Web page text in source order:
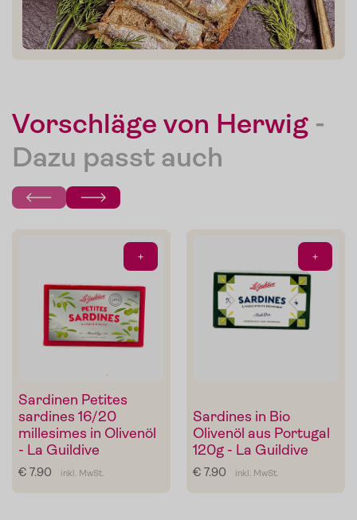
Vorschläge von Herwig-
Dazu passt auch
+
Sardinen Petites
sardines 16/20
millesimes in Olivenöl
- La Guildive
€ 7.90 inkl. MwSt.
+
Sardines in Bio
Olivenöl aus Portugal
120g - La Guildive
€ 7.90 inkl. MwSt.
Mein Liebling:
Sonnengeküsste To
maten
von
De
Carlo
Die Pomodorini und das Tomaten-Olivenöl zum Verfeinern
von Pasta, Fisch oder Grillgemüse.
Im Shop ansehen